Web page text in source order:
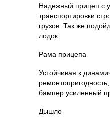
Надежный прицеп с
транспортировки
грузов. Так же
лодок.
Рама прицепа
Устойчивая к
бампер усиленный
Дышло